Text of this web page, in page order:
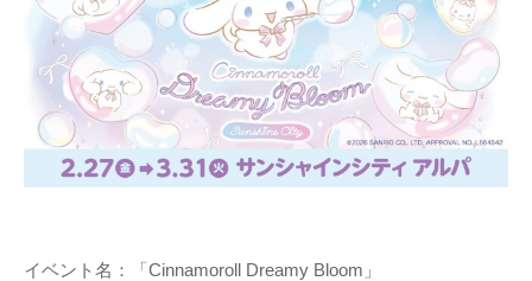
イベント名：「Cinnamoroll Dreamy Bloom」